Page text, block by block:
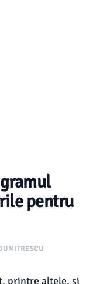
pentru
printre altele, și